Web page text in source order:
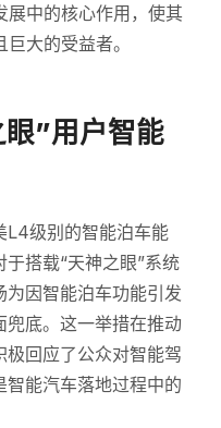
展中的核心作用，使其
大的受益者。
”用户智能
L4级别的智能泊车能
搭载“天神之眼”系统
因智能泊车功能引发
底。这一举措在推动
回应了公众对智能驾
能汽车落地过程中的